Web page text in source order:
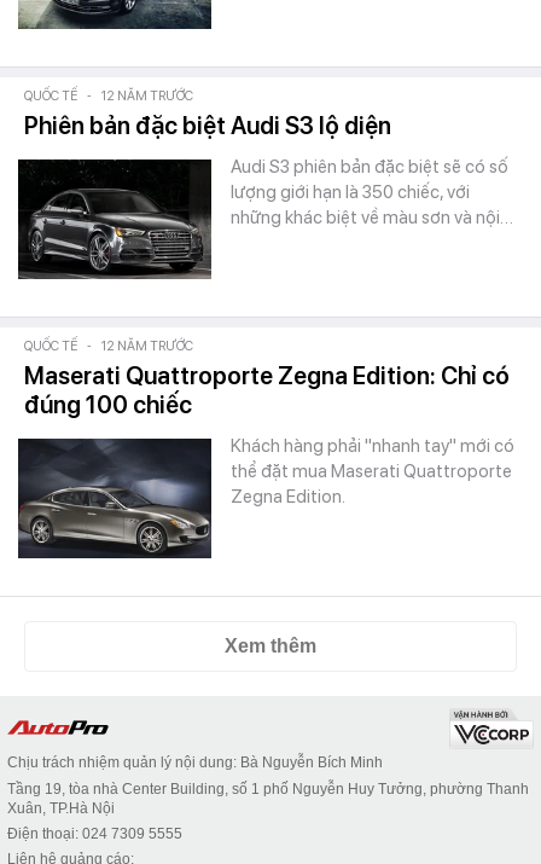
QUỐC TẾ - 12 NĂM TRƯỚC
Phiên bản đặc biệt Audi S3 lộ diện
Audi S3 phiên bản đặc biệt sẽ có số
lượng giới hạn là 350 chiếc, với
những khác biệt về màu sơn và nội…
QUỐC TẾ - 12 NĂM TRƯỚC
Maserati Quattroporte Zegna Edition: Chỉ có
đúng 100 chiếc
Khách hàng phải "nhanh tay" mới có
thể đặt mua Maserati Quattroporte
Zegna Edition.
Xem thêm
Chịu trách nhiệm quản lý nội dung: Bà Nguyễn Bích Minh
Tầng 19, tòa nhà Center Building, số 1 phố Nguyễn Huy Tưởng, phường Thanh
Xuân, TP.Hà Nội
Điện thoại: 024 7309 5555
Liên hệ quảng cáo: